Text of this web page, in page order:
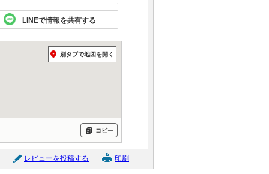
LINEで情報を共有する
別タブで地図を開く
コピー
レビューを投稿する 印刷